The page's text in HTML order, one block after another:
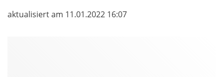
aktualisiert am 11.01.2022 16:07